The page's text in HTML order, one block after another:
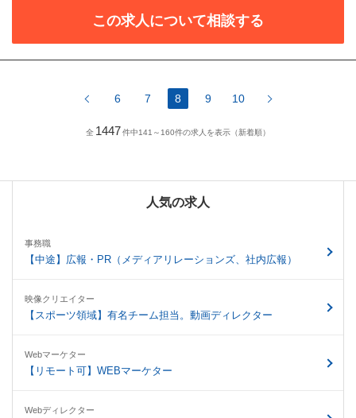
この求人について相談する
6 7 8 9 10
全 1447件中141～160件の求人を表示（新着順）
人気の求人
事務職
【中途】広報・PR（メディアリレーションズ、社内広報）
映像クリエイター
【スポーツ領域】有名チーム担当。動画ディレクター
Webマーケター
【リモート可】WEBマーケター
Webディレクター